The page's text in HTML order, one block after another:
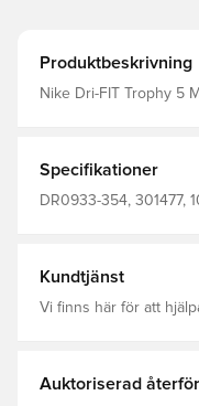
Produktbeskrivning
Nike Dri-FIT Trophy 5
Specifikationer
DR0933-354, 301477,
Kundtjänst
Vi finns här för att
Auktoriserad